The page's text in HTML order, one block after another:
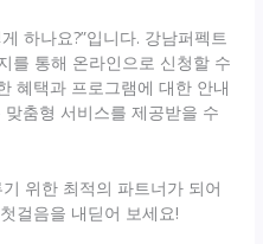
하나요?”입니다. 강남퍼펙트
를 통해 온라인으로 신청할 수
혜택과 프로그램에 대한 안내
춤형 서비스를 제공받을 수
위한 최적의 파트너가 되어
걸음을 내딛어 보세요!